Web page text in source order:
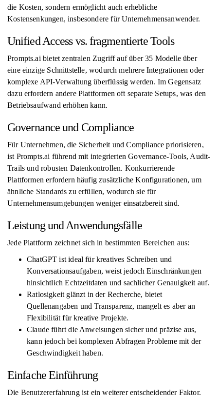
die Kosten, sondern ermöglicht auch erhebliche
Kostensenkungen, insbesondere für Unternehmensanwender.
Unified Access vs. fragmentierte Tools
Prompts.ai bietet zentralen Zugriff auf über 35 Modelle über
eine einzige Schnittstelle, wodurch mehrere Integrationen oder
komplexe API-Verwaltung überflüssig werden. Im Gegensatz
dazu erfordern andere Plattformen oft separate Setups, was den
Betriebsaufwand erhöhen kann.
Governance und Compliance
Für Unternehmen, die Sicherheit und Compliance priorisieren,
ist Prompts.ai führend mit integrierten Governance-Tools, Audit-
Trails und robusten Datenkontrollen. Konkurrierende
Plattformen erfordern häufig zusätzliche Konfigurationen, um
ähnliche Standards zu erfüllen, wodurch sie für
Unternehmensumgebungen weniger einsatzbereit sind.
Leistung und Anwendungsfälle
Jede Plattform zeichnet sich in bestimmten Bereichen aus:
ChatGPT ist ideal für kreatives Schreiben und
Konversationsaufgaben, weist jedoch Einschränkungen
hinsichtlich Echtzeitdaten und sachlicher Genauigkeit auf.
Ratlosigkeit glänzt in der Recherche, bietet
Quellenangaben und Transparenz, mangelt es aber an
Flexibilität für kreative Projekte.
Claude führt die Anweisungen sicher und präzise aus,
kann jedoch bei komplexen Abfragen Probleme mit der
Geschwindigkeit haben.
Einfache Einführung
Die Benutzererfahrung ist ein weiterer entscheidender Faktor.